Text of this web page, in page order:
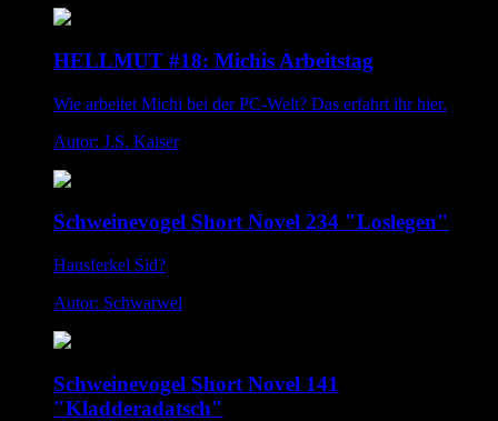
HELLMUT #18: Michis Arbeitstag
Wie arbeitet Michi bei der PC-Welt? Das erfahrt ihr hier.
Autor: J.S. Kaiser
Schweinevogel Short Novel 234 "Loslegen"
Hausferkel Sid?
Autor: Schwarwel
Schweinevogel Short Novel 141
"Kladderadatsch"